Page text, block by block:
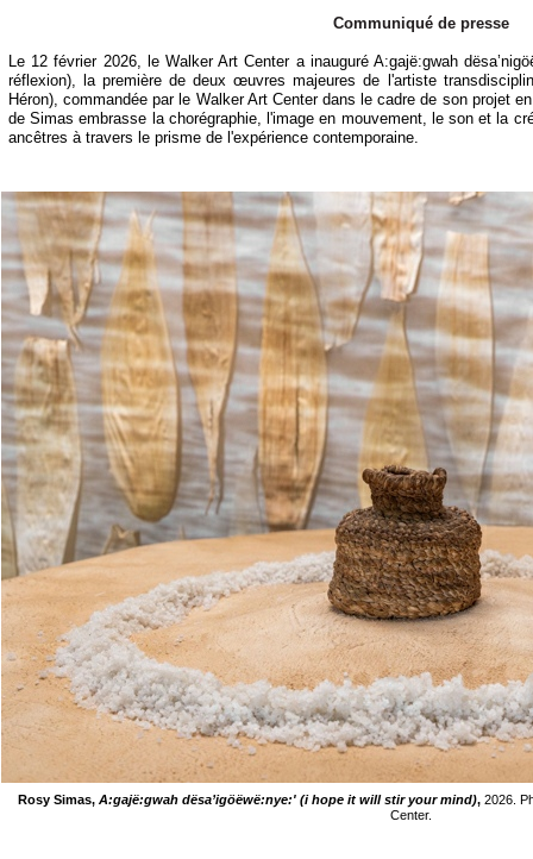
Communiqué de presse
Le 12 février 2026, le Walker Art Center a inauguré A:gajë:gwah
réflexion), la première de deux œuvres majeures de l'artiste
Héron), commandée par le Walker Art Center dans le cadre de son projet
de Simas embrasse la chorégraphie, l'image en mouvement, le son et la
ancêtres à travers le prisme de l'expérience contemporaine.
Rosy Simas, A:gajë:gwah dësa’igöëwë:nye:' (i hope it will stir your mind), 2026.
Center.